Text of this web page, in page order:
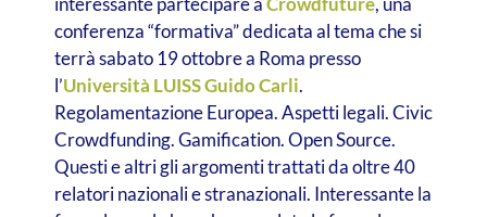
conferenza “formativa” dedicata al tema che si
terrà sabato 19 ottobre a Roma presso
l’Università LUISS Guido Carli.
Regolamentazione Europea. Aspetti legali. Civic
Crowdfunding. Gamification. Open Source.
Questi e altri gli argomenti trattati da oltre 40
relatori nazionali e stranazionali. Interessante la